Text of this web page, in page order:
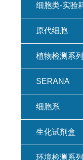
细胞类-实验
原代细胞
植物检测系
SERANA
细胞系
生化试剂盒
环境检测系